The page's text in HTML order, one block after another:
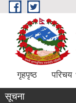
Skip to main content
गृहपृष्ठ परिचय
सूचना